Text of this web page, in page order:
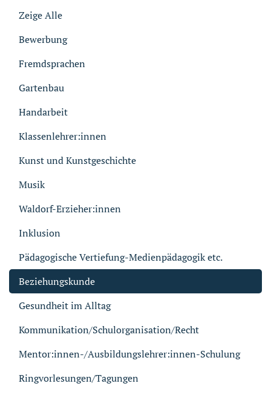
Zeige Alle
Bewerbung
Fremdsprachen
Gartenbau
Handarbeit
Klassenlehrer:innen
Kunst und Kunstgeschichte
Musik
Waldorf-Erzieher:innen
Inklusion
Pädagogische Vertiefung-Medienpädagogik etc.
Beziehungskunde
Gesundheit im Alltag
Kommunikation/Schulorganisation/Recht
Mentor:innen-/Ausbildungslehrer:innen-Schulung
Ringvorlesungen/Tagungen